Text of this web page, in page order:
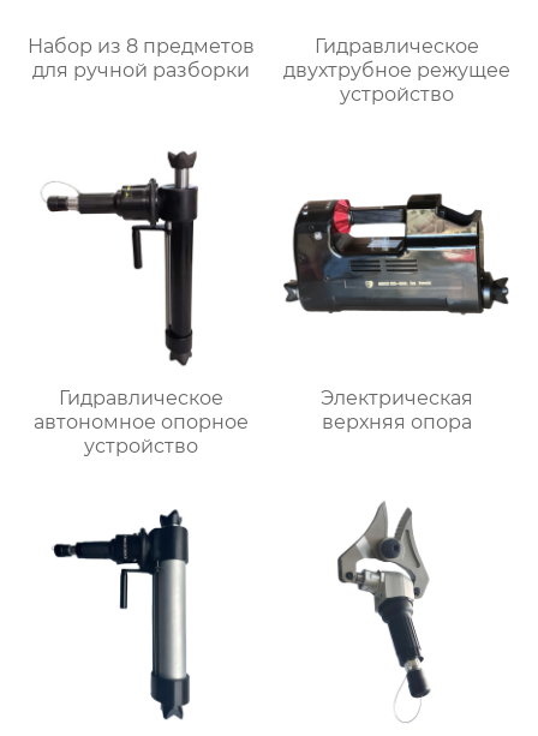
Набор из 8 предметов
для ручной разборки
Гидравлическое
двухтрубное режущее
устройство
Гидравлическое
автономное опорное
устройство
Электрическая
верхняя опора